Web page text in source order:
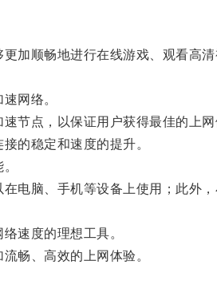
顺畅地进行在线游戏、观看高清
网络。
点，以保证用户获得最佳的上网
的稳定和速度的提升。
脑、手机等设备上使用；此外
速度的理想工具。
畅、高效的上网体验。